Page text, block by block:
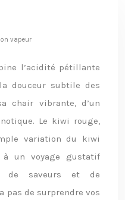
vapeur
l’acidité pétillante
douceur subtile des
chair vibrante, d’un
Le kiwi rouge,
variation du kiwi
à un voyage gustatif
de saveurs et de
pas de surprendre vos